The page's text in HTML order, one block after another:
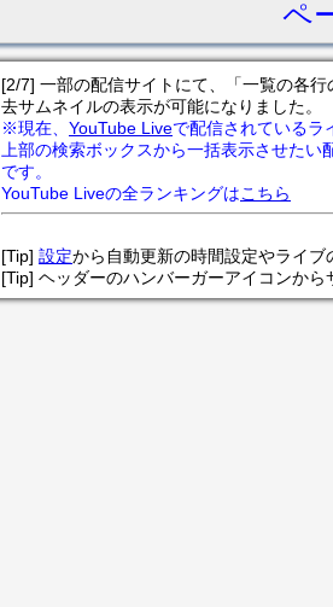
ペ
[2/7] 一部の配信サイトにて、「一覧の各
去サムネイルの表示が可能になりました。
※現在、 YouTube Liveで配信されているラ
上部の検索ボックスから一括表示させたい
です。
YouTube Liveの全ランキングはこちら
[Tip] 設定から自動更新の時間設定やライブ
[Tip] ヘッダーのハンバーガーアイコンから